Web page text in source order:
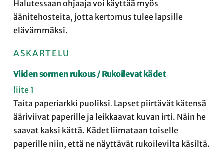
Halutessaan ohjaaja voi käyttää myös
äänitehosteita, jotta kertomus tulee lapsille
elävämmäksi.
ASKARTELU
Viiden sormen rukous / Rukoilevat kädet
liite 1
Taita paperiarkki puoliksi. Lapset piirtävät kätensä
ääriviivat paperille ja leikkaavat kuvan irti. Näin he
saavat kaksi kättä. Kädet liimataan toiselle
paperille niin, että ne näyttävät rukoilevilta käsiltä.